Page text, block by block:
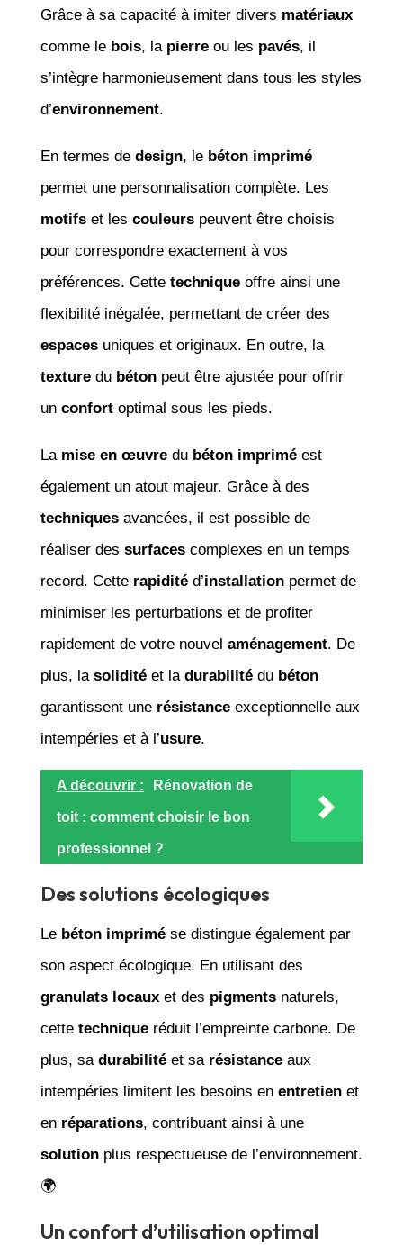
Grâce à sa capacité à imiter divers matériaux
comme le bois, la pierreou les pavés, il
s’intègre harmonieusement dans tous les styles
d’environnement.
En termes de design, le béton imprimé
permet une personnalisation complète. Les
motifset les couleurspeuvent être choisis
pour correspondre exactement à vos
préférences. Cette techniqueoffre ainsi une
flexibilité inégalée, permettant de créer des
espacesuniques et originaux. En outre, la
texturedu bétonpeut être ajustée pour offrir
un confortoptimal sous les pieds.
La mise en œuvredu béton impriméest
également un atout majeur. Grâce à des
techniquesavancées, il est possible de
réaliser des surfacescomplexes en un temps
record. Cette rapiditéd’installationpermet de
minimiser les perturbations et de profiter
rapidement de votre nouvel aménagement. De
plus, la soliditéet la durabilitédu béton
garantissent une résistanceexceptionnelle aux
intempéries et à l’usure.
A découvrir : Rénovation de
toit : comment choisir le bon
professionnel ?
Des solutions écologiques
Le béton imprimése distingue également par
son aspect écologique. En utilisant des
granulats locauxet des pigmentsnaturels,
cette techniqueréduit l’empreinte carbone. De
plus, sa durabilitéet sa résistanceaux
intempéries limitent les besoins en entretienet
en réparations, contribuant ainsi à une
solutionplus respectueuse de l’environnement.
🌍
Un confort d’utilisation optimal